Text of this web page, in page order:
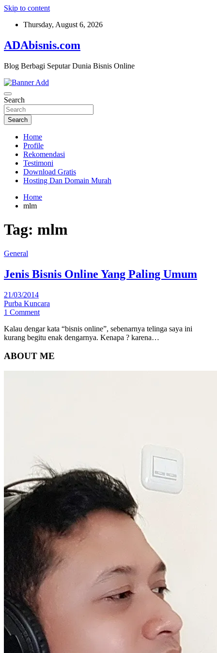
Skip to content
Thursday, August 6, 2026
ADAbisnis.com
Blog Berbagi Seputar Dunia Bisnis Online
Search
Search
Home
Profile
Rekomendasi
Testimoni
Download Gratis
Hosting Dan Domain Murah
Home
mlm
Tag: mlm
General
Jenis Bisnis Online Yang Paling Umum
21/03/2014
Purba Kuncara
1 Comment
Kalau dengar kata “bisnis online”, sebenarnya telinga saya ini
kurang begitu enak dengarnya. Kenapa ? karena…
ABOUT ME